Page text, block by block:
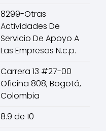
8299-Otras
Actividades De
Servicio De Apoyo A
Las Empresas N.c.p.
Carrera 13 #27-00
Oficina 808, Bogotá,
Colombia
8.9 de 10